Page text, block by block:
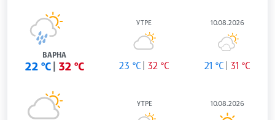
ВАРНА
22 °C 32 °C
УТРЕ
23 °C 32 °C
10.08.2026
21 °C 31 °C
УТРЕ 10.08.2026